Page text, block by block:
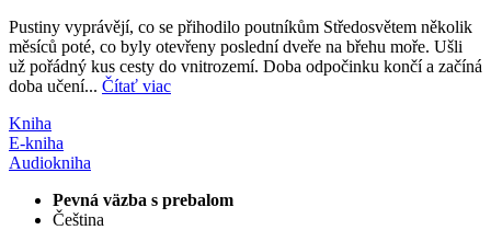
Pustiny vyprávějí, co se přihodilo poutníkům Středosvětem několik
měsíců poté, co byly otevřeny poslední dveře na břehu moře. Ušli
už pořádný kus cesty do vnitrozemí. Doba odpočinku končí a začíná
doba učení... Čítať viac
Kniha
E-kniha
Audiokniha
Pevná väzba s prebalom
Čeština